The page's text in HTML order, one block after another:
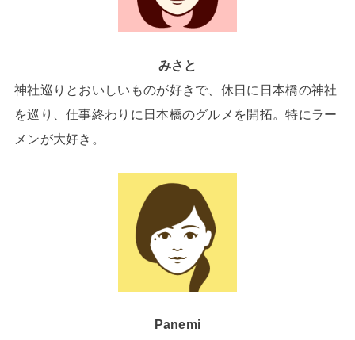
みさと
神社巡りとおいしいものが好きで、休日に日本橋の神社
を巡り、仕事終わりに日本橋のグルメを開拓。特にラー
メンが大好き。
Panemi